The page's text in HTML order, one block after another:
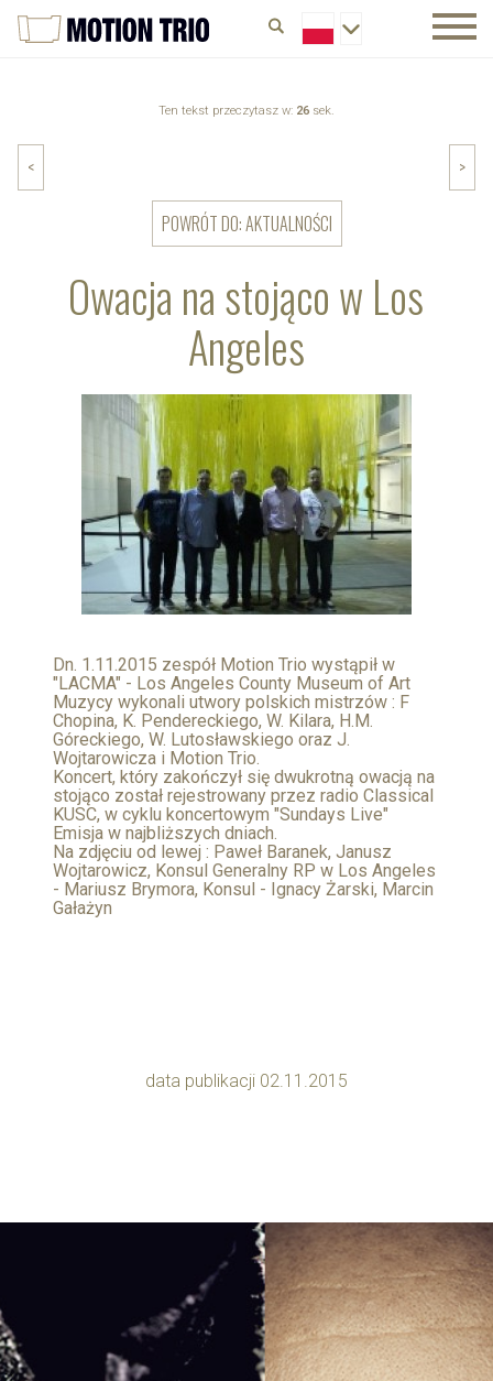
Ten tekst przeczytasz w: 26 sek.
Owacja na stojąco w Los
Angeles
< >
POWRÓT DO: AKTUALNOŚCI
Dn. 1.11.2015 zespół Motion Trio wystąpił w
"LACMA" - Los Angeles County Museum of Art
Muzycy wykonali utwory polskich mistrzów : F
Chopina, K. Pendereckiego, W. Kilara, H.M.
Góreckiego, W. Lutosławskiego oraz J.
Wojtarowicza i Motion Trio.
Koncert, który zakończył się dwukrotną owacją na
stojąco został rejestrowany przez radio Classical
KUSC, w cyklu koncertowym "Sundays Live"
Emisja w najbliższych dniach.
Na zdjęciu od lewej : Paweł Baranek, Janusz
Wojtarowicz, Konsul Generalny RP w Los Angeles
- Mariusz Brymora, Konsul - Ignacy Żarski, Marcin
Gałażyn
data publikacji 02.11.2015